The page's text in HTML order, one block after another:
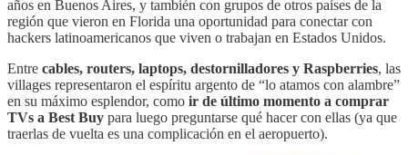
años en Buenos Aires, y también con grupos de otros países de la
región que vieron en Florida una oportunidad para conectar con
hackers latinoamericanos que viven o trabajan en Estados Unidos.
Entre cables, routers, laptops, destornilladores y Raspberries, las
villages representaron el espíritu argento de “lo atamos con alambre”
en su máximo esplendor, como ir de último momento a comprar
TVs a Best Buy para luego preguntarse qué hacer con ellas (ya que
traerlas de vuelta es una complicación en el aeropuerto).